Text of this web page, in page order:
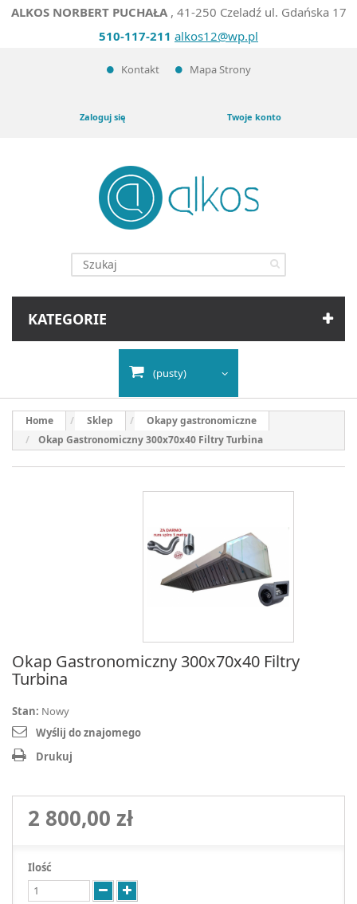
ALKOS NORBERT PUCHAŁA, 41-250 Czeladź ul. Gdańska 17
510-117-211 alkos12@wp.pl
Kontakt Mapa Strony
Zaloguj się Twoje konto
KATEGORIE
(pusty)
Home Sklep
Okapy gastronomiczne
Okap Gastronomiczny 300x70x40 Filtry Turbina
Okap Gastronomiczny 300x70x40 Filtry
Turbina
Stan: Nowy
Wyślij do znajomego
Drukuj
2 800,00 zł
Ilość